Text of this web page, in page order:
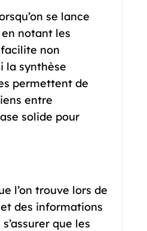
se lance
notant les
non
la synthèse
permettent de
entre
solide pour
l’on trouve lors de
des informations
que les